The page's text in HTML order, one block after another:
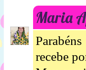
Maria
recebe